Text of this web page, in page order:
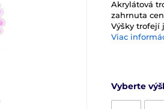
Akrylátová
zahrnuta
Výšky trofejí
Viac
Vyberte